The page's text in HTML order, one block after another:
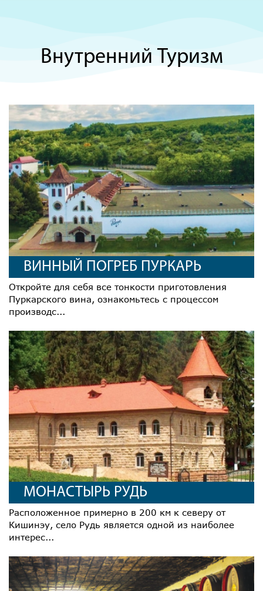
Внутренний Туризм
ВИННЫЙ ПОГРЕБ ПУРКАРЬ
Откройте для себя все тонкости приготовления
Пуркарского вина, ознакомьтесь с процессом
производс...
МОНАСТЫРЬ РУДЬ
Расположенное примерно в 200 км к северу от
Кишинэу, село Рудь является одной из наиболее
интерес...